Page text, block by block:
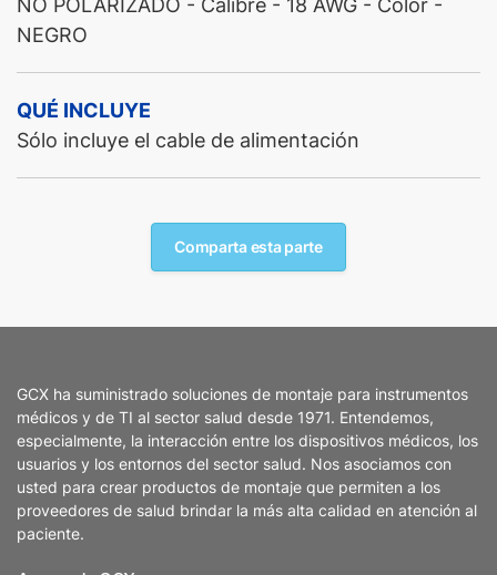
NEGRO
QUÉ INCLUYE
Sólo incluye el cable de alimentación
Comparta esta parte
GCX ha suministrado soluciones de montaje para instrumentos
médicos y de TI al sector salud desde 1971. Entendemos,
especialmente, la interacción entre los dispositivos médicos, los
usuarios y los entornos del sector salud. Nos asociamos con
usted para crear productos de montaje que permiten a los
proveedores de salud brindar la más alta calidad en atención al
paciente.